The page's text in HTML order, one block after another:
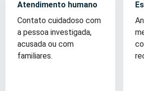
Atendimento humano
Contato cuidadoso com
a pessoa investigada,
acusada ou com
familiares.